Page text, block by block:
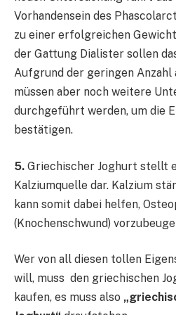
Vorhandensein des
zu einer erfolgreichen
der Gattung Dialister sollen
Aufgrund der geringen
müssen aber noch weitere
durchgeführt werden, um die
bestätigen.
5. Griechischer Joghurt stellt
Kalziumquelle dar. Kalzium
kann somit dabei helfen,
(Knochenschwund)
Wer von all diesen tollen
will, muss den griechischen
kaufen, es muss also